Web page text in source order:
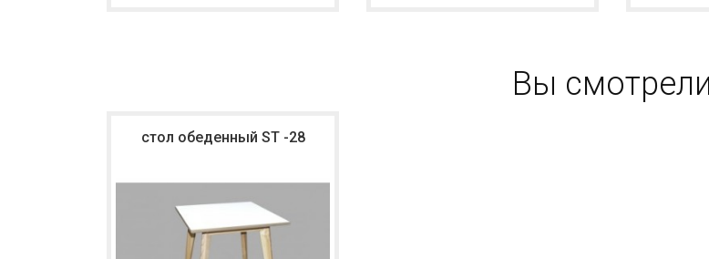
Вы смотрели
стол обеденный ST -28